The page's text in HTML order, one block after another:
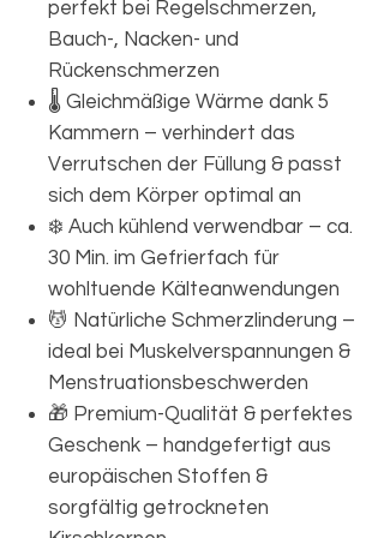
perfekt bei Regelschmerzen,
Bauch-, Nacken- und
Rückenschmerzen
🌡️ Gleichmäßige Wärme dank 5
Kammern – verhindert das
Verrutschen der Füllung & passt
sich dem Körper optimal an
❄️ Auch kühlend verwendbar – ca.
30 Min. im Gefrierfach für
wohltuende Kälteanwendungen
💆 Natürliche Schmerzlinderung –
ideal bei Muskelverspannungen &
Menstruationsbeschwerden
🎁 Premium-Qualität & perfektes
Geschenk – handgefertigt aus
europäischen Stoffen &
sorgfältig getrockneten